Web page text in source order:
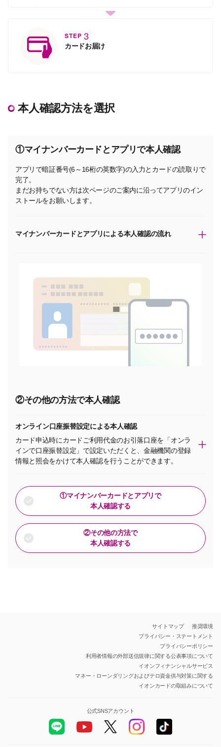
STEP 3
カードお届け
本人確認方法を選択
①マイナンバーカードとアプリで本人確認
アプリで暗証番号(6～16桁の英数字)の入力とカードの読取りで
完了。
まだお持ちでない方は次ページのご案内に沿ってアプリのイン
ストールをお願いします。
マイナンバーカードとアプリによる本人確認の流れ
②その他の方法で本人確認
オンライン口座振替設定による本人確認
カード申込時にカードご利用代金のお引落口座を「オンラ
インで口座振替設定」で設定いただくと、金融機関の登録
情報と照会をかけて本人確認を行うことができます。
①マイナンバーカードとアプリで
本人確認する
②その他の方法で
本人確認する
サイトマップ
推奨環境
プライバシー・ステートメント
プライバシーポリシー
利用者情報の外部送信規律に関する公表事項について
イオンフィナンシャルサービス
マネー・ローンダリングおよびテロ資金供与対策に関する
イオンカードの取組みについて
公式SNSアカウント